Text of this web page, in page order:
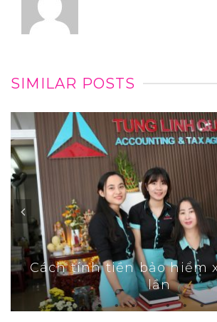
SIMILAR POSTS
Cách tính tiền bảo hiểm
lần